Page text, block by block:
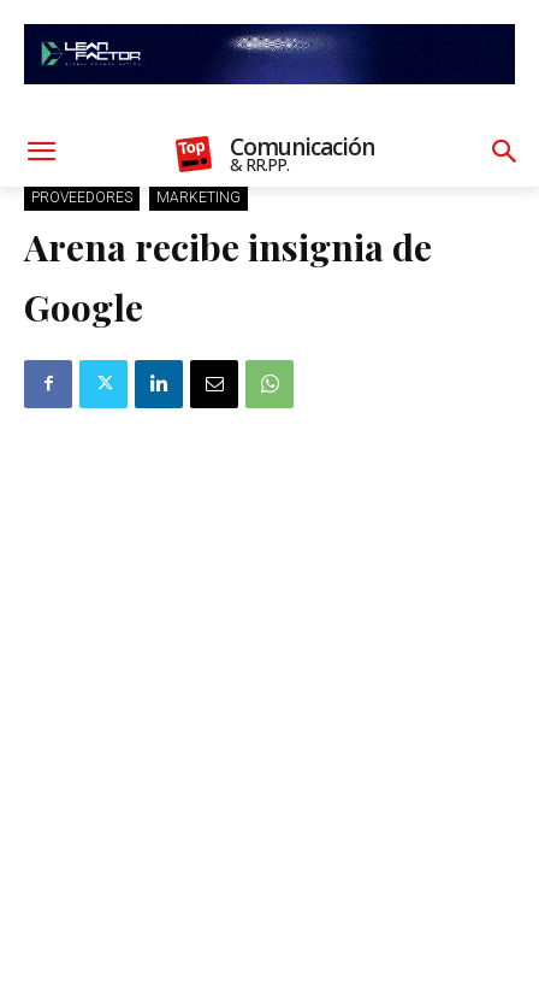
Comunicación
& RR.PP.
PROVEEDORES MARKETING
Arena recibe insignia de
Google